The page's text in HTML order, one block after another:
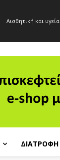
Αισθητική και υγεία
ΔΙΑΤΡΟΦΉ